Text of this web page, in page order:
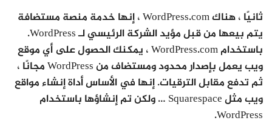
ثانيًا ، هناك WordPress.com ، إنها خدمة منصة مستضافة
يتم بيعها من قبل مؤيد الشركة الرئيسي لـ WordPress.
باستخدام WordPress.com ، يمكنك الحصول على أي موقع
ويب يعمل بإصدار محدود ومستضاف من WordPress مجانًا ،
ثم تدفع مقابل الترقيات. إنها في الأساس أداة إنشاء مواقع
ويب مثل Squarespace … ولكن تم إنشاؤها باستخدام
WordPress.